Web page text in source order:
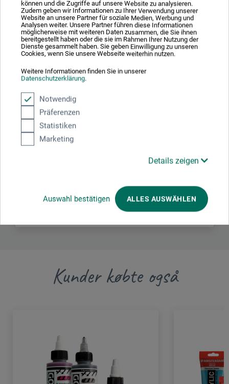
können und die Zugriffe auf unsere Website zu analysieren.
Zudem geben wir Informationen zu Ihrer Verwendung unserer
Website an unsere Partner für soziale Medien, Werbung und
Analysen weiter. Unsere Partner führen diese Informationen
möglicherweise mit weiteren Daten zusammen, die Sie ihnen
bereitgestellt haben oder die sie im Rahmen Ihrer Nutzung der
Dienste gesammelt haben. Sie geben Einwilligung zu unseren
Cookies, wenn Sie unsere Webseite weiterhin nutzen.
Weitere Informationen finden Sie in unserer
Datenschutzerklärung.
Notwendig
Präferenzen
Statistiken
Marketing
Details zeigen
Auswahl bestätigen ALLES AUSWÄHLEN
velegnede til detaljearbejder, tørpenselteknikker og
lasurer. De kan påføres med pensel, hældes eller sprayes
på. Ved tilførsel af vand bibeholdes farvens kvalitet.
Producent-kontakt
Her finder du producentens kontaktoplysninger for dette
Kunder købte også